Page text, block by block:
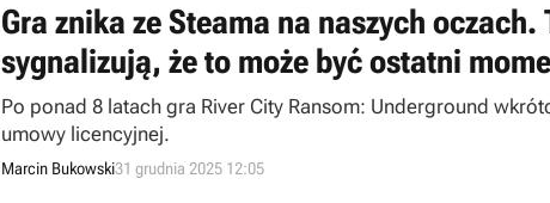
Gra znika ze Steama na naszych
sygnalizują, że to może być ostatni
Po ponad 8 latach gra River City Ransom: Underground
umowy licencyjnej.
Marcin Bukowski31 grudnia 2025 12:05